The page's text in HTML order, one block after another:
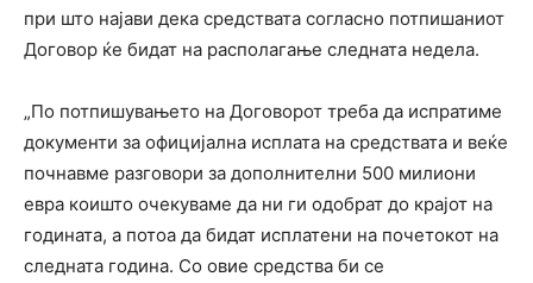
при што најави дека средствата согласно потпишаниот
Договор ќе бидат на располагање следната недела.
„По потпишувањето на Договорот треба да испратиме
документи за официјална исплата на средствата и веќе
почнавме разговори за дополнителни 500 милиони
евра коишто очекуваме да ни ги одобрат до крајот на
годината, а потоа да бидат исплатени на почетокот на
следната година. Со овие средства би се